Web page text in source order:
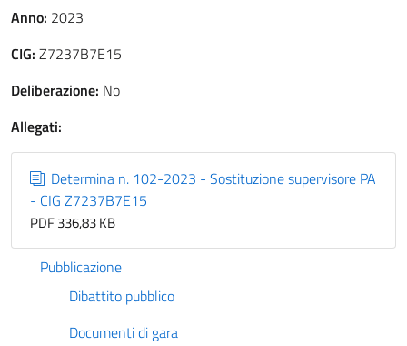
Anno: 2023
CIG: Z7237B7E15
Deliberazione: No
Allegati:
Determina n. 102-2023 - Sostituzione supervisore PA
- CIG Z7237B7E15
PDF 336,83 KB
Pubblicazione
Dibattito pubblico
Documenti di gara